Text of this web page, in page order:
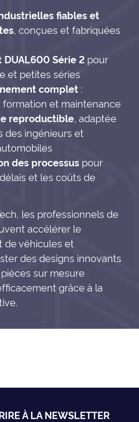
fiables et
, conçues et fabriquées
DUAL600 Série 2 pour
et petites séries
complet :
formation et maintenance
reproductible, adaptée
des ingénieurs et
des processus pour
et les coûts de
les professionnels de
accélérer le
de véhicules et
des designs innovants
sur mesure
grâce à la
À LA NEWSLETTER